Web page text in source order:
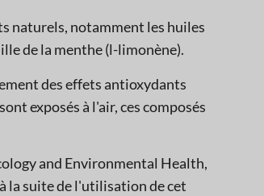
naturels, notamment les huiles
de la menthe (l-limonène).
des effets antioxydants
exposés à l'air, ces composés
and Environmental Health,
la suite de l'utilisation de cet